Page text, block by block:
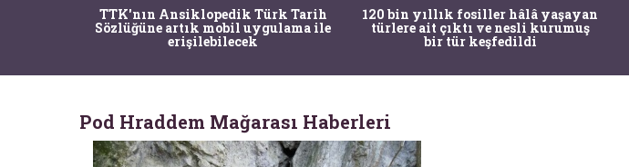
TTK'nın Ansiklopedik Türk Tarih
Sözlüğüne artık mobil uygulama ile
erişilebilecek
120 bin yıllık fosiller hâlâ yaşayan
türlere ait çıktı ve nesli kurumuş
bir tür keşfedildi
Pod Hraddem Mağarası Haberleri